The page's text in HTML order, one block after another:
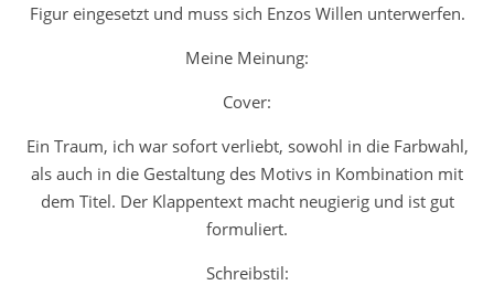
Figur eingesetzt und muss sich Enzos Willen unterwerfen.
Meine Meinung:
Cover:
Ein Traum, ich war sofort verliebt, sowohl in die Farbwahl,
als auch in die Gestaltung des Motivs in Kombination mit
dem Titel. Der Klappentext macht neugierig und ist gut
formuliert.
Schreibstil: